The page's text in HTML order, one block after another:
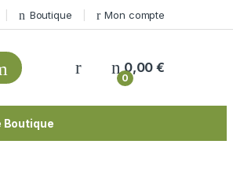
Boutique Mon compte
My Account
0
0,00€
Boutique